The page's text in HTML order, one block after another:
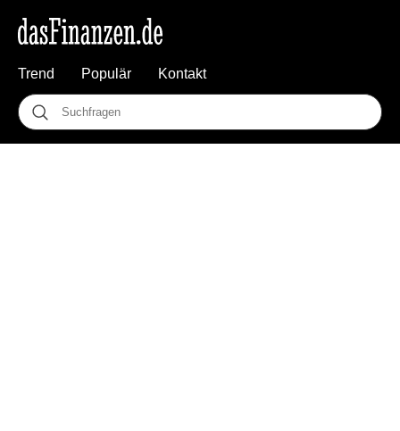
Trend Populär Kontakt